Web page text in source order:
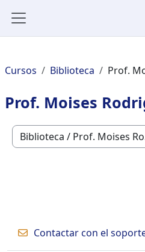
Cursos Biblioteca Prof.
Prof. Moises
Categorías
Contactar con el